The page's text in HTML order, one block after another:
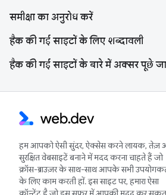
समीक्षा का अनुरोध करें
हैक की गई साइटों के लिए शब्दावली
हैक की गई साइटों के बारे में अक्सर पूछे
हम आपको ऐसी सुंदर, ऐक्सेस करने लायक, तेज़
सुरक्षित वेबसाइटें बनाने में मदद करना चाहते हैं जो
क्रॉस-ब्राउज़र के साथ-साथ आपके सभी
के लिए काम करती हों. इस साइट पर, हमारा ऐसा